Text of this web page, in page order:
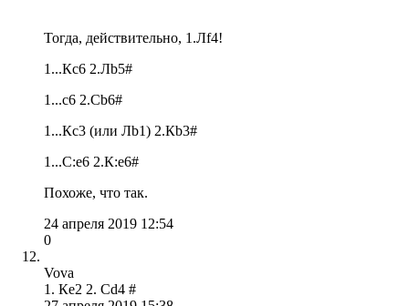
Тогда, действительно, 1.Лf4!
1...Кс6 2.Лb5#
1...с6 2.Сb6#
1...Кс3 (или Лb1) 2.Кb3#
1...С:e6 2.К:е6#
Похоже, что так.
24 апреля 2019 12:54
0
Vova
1. Кe2 2. Cd4 #